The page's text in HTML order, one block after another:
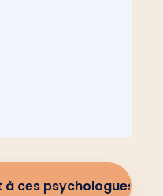
ces psychologues